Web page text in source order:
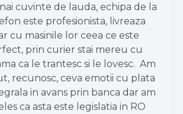
cuvinte de lauda, echipa de la
este profesionista, livreaza
cu masinile lor ceea ce este
prin curier stai mereu cu
ca le trantesc si le lovesc. Am
recunosc, ceva emotii cu plata
in avans prin banca dar am
ca asta este legislatia in RO